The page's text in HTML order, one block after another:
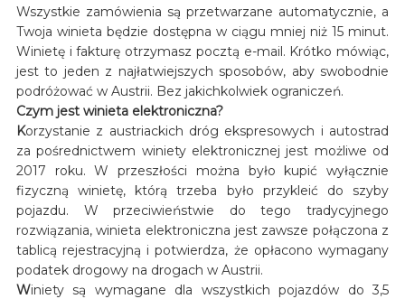
Wszystkie zamówienia są przetwarzane automatycznie, a
Twoja winieta będzie dostępna w ciągu mniej niż 15 minut.
Winietę i fakturę otrzymasz pocztą e-mail. Krótko mówiąc,
jest to jeden z najłatwiejszych sposobów, aby swobodnie
podróżować w Austrii. Bez jakichkolwiek ograniczeń.
Czym jest winieta elektroniczna?
Korzystanie z austriackich dróg ekspresowych i autostrad
za pośrednictwem winiety elektronicznej jest możliwe od
2017 roku. W przeszłości można było kupić wyłącznie
fizyczną winietę, którą trzeba było przykleić do szyby
pojazdu. W przeciwieństwie do tego tradycyjnego
rozwiązania, winieta elektroniczna jest zawsze połączona z
tablicą rejestracyjną i potwierdza, że opłacono wymagany
podatek drogowy na drogach w Austrii.
Winiety są wymagane dla wszystkich pojazdów do 3,5